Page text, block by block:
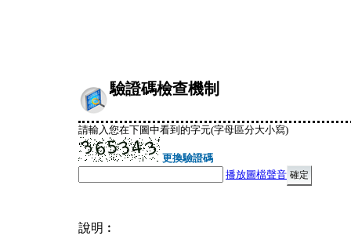
驗證碼檢查機制
請輸入您在下圖中看到的字元(字母區分大小寫)
更換驗證碼
播放圖檔聲音
說明︰